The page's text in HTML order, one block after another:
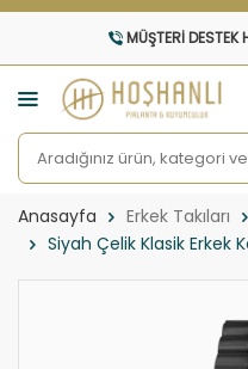
MÜŞTERI DESTEK
Anasayfa Erkek Takıları
Siyah Çelik Klasik Erkek